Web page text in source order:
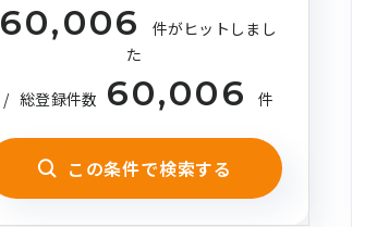
60,006
件がヒットしまし
た
/ 総登録件数 60,006 件
この条件で検索する